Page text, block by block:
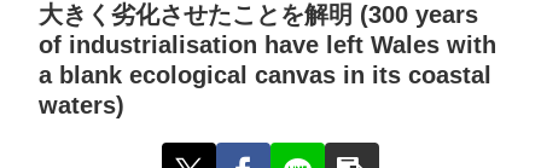
大きく劣化させたことを解明 (300 years
of industrialisation have left Wales with
a blank ecological canvas in its coastal
waters)